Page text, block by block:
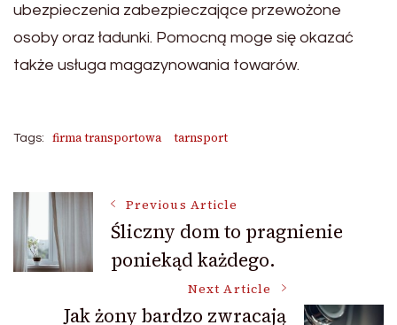
ubezpieczenia zabezpieczające przewożone
osoby oraz ładunki. Pomocną moge się okazać
także usługa magazynowania towarów.
Tags: firma transportowa tarnsport
Post
Navigation
Previous Article
Śliczny dom to pragnienie
poniekąd każdego.
Next Article
Jak żony bardzo zwracają